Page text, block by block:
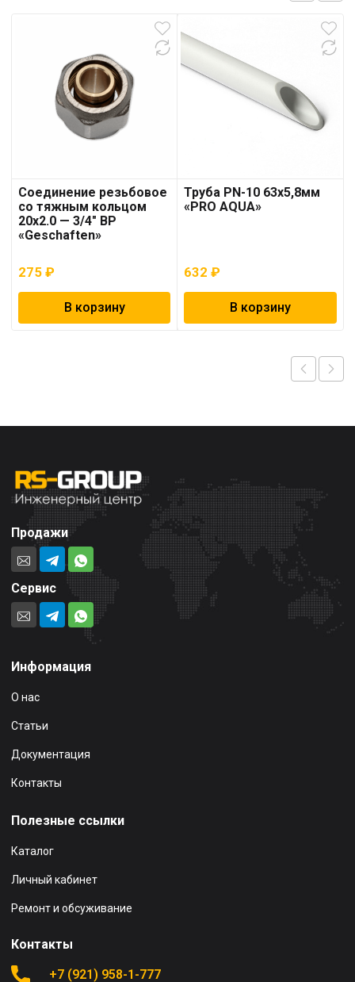
Соединение резьбовое
со тяжным кольцом
20х2.0 — 3/4″ ВР
«Geschaften»
275 ₽
В корзину
Труба PN-10 63х5,8мм
«PRO AQUA»
632₽
В корзину
Продажи
Сервис
Информация
О нас
Статьи
Документация
Контакты
Полезные ссылки
Каталог
Личный кабинет
Ремонт и обсуживание
Контакты
+7 (921) 958-1-777